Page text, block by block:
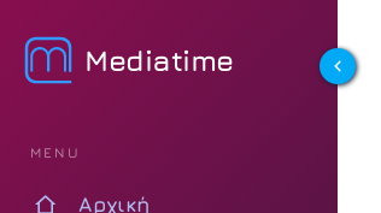
Mediatime
MENU
Αρχική